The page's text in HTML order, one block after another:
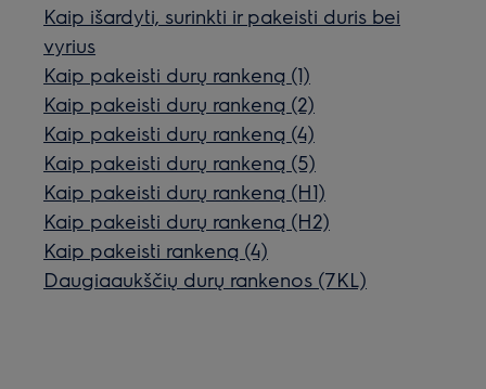
Kaip išardyti, surinkti ir pakeisti duris bei
vyrius
Kaip pakeisti durų rankeną (1)
Kaip pakeisti durų rankeną (2)
Kaip pakeisti durų rankeną (4)
Kaip pakeisti durų rankeną (5)
Kaip pakeisti durų rankeną (H1)
Kaip pakeisti durų rankeną (H2)
Kaip pakeisti rankeną (4)
Daugiaaukščių durų rankenos (7KL)